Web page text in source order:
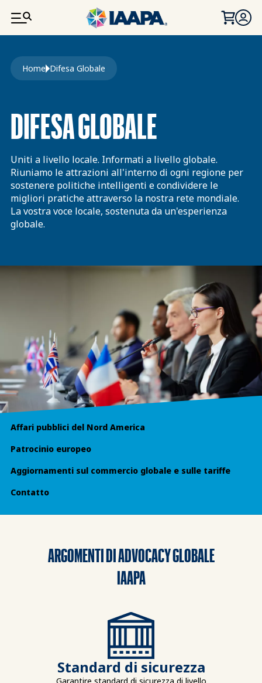
SALTA AL CONTENUTO PRINCIPALE
Briciole di pane
Home Difesa Globale
DIFESA GLOBALE
Uniti a livello locale. Informati a livello globale.
Riuniamo le attrazioni all'interno di ogni regione per
sostenere politiche intelligenti e condividere le
migliori pratiche attraverso la nostra rete mondiale.
La vostra voce locale, sostenuta da un'esperienza
globale.
Affari pubblici del Nord America
Patrocinio europeo
Aggiornamenti sul commercio globale e sulle tariffe
Contatto
ARGOMENTI DI ADVOCACY GLOBALE
IAAPA
Standard di sicurezza